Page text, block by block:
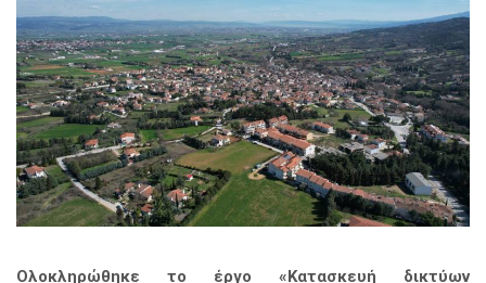
Ολοκληρώθηκε το έργο «Κατασκευή δικτύων